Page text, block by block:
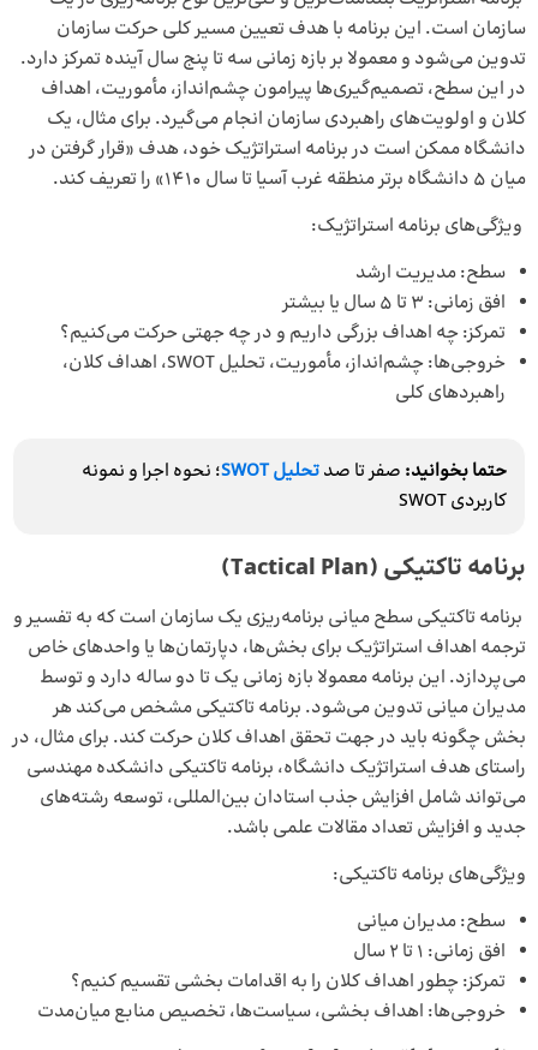
سازمان است. این برنامه با هدف تعیین مسیر کلی حرکت سازمان
تدوین می‌شود و معمولا بر بازه زمانی سه تا پنج سال آینده تمرکز دارد.
در این سطح، تصمیم‌گیری‌ها پیرامون چشم‌انداز، مأموریت، اهداف
کلان و اولویت‌های راهبردی سازمان انجام می‌گیرد. برای مثال، یک
دانشگاه ممکن است در برنامه استراتژیک خود، هدف «قرار گرفتن در
میان ۵ دانشگاه برتر منطقه غرب آسیا تا سال ۱۴۱۰» را تعریف کند.
ویژگی‌های برنامه استراتژیک:
سطح: مدیریت ارشد
افق زمانی: ۳ تا ۵ سال یا بیشتر
تمرکز: چه اهداف بزرگی داریم و در چه جهتی حرکت می‌کنیم؟
خروجی‌ها: چشم‌انداز، مأموریت، تحلیل SWOT، اهداف کلان،
راهبردهای کلی
حتما بخوانید: صفر تا صدتحلیل SWOT
؛ نحوه اجرا و نمونه
کاربردی SWOT
برنامه تاکتیکی (Tactical Plan
)
برنامه تاکتیکی سطح میانی برنامه‌ریزی یک سازمان است که به تفسیر و
ترجمه اهداف استراتژیک برای بخش‌ها، دپارتمان‌ها یا واحدهای خاص
می‌پردازد. این برنامه معمولا بازه زمانی یک تا دو ساله دارد و توسط
مدیران میانی تدوین می‌شود. برنامه تاکتیکی مشخص می‌کند هر
بخش چگونه باید در جهت تحقق اهداف کلان حرکت کند. برای مثال، در
راستای هدف استراتژیک دانشگاه، برنامه تاکتیکی دانشکده مهندسی
می‌تواند شامل افزایش جذب استادان بین‌المللی، توسعه رشته‌های
جدید و افزایش تعداد مقالات علمی باشد.
ویژگی‌های برنامه تاکتیکی:
سطح: مدیران میانی
افق زمانی: ۱ تا ۲ سال
تمرکز: چطور اهداف کلان را به اقدامات بخشی تقسیم کنیم؟
خروجی‌ها: اهداف بخشی، سیاست‌ها، تخصیص منابع میان‌مدت